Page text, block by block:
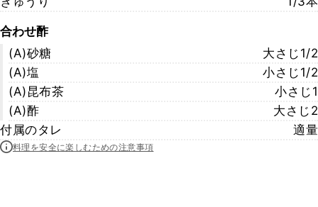
合わせ酢
(A)砂糖
大さじ1/2
(A)塩
小さじ1/2
(A)昆布茶
小さじ1
(A)酢
大さじ2
付属のタレ
適量
料理を安全に楽しむための注意事項